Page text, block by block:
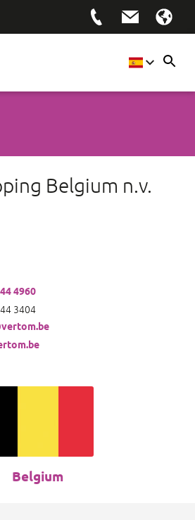
Belgium n.v.
4960
3404
Belgium